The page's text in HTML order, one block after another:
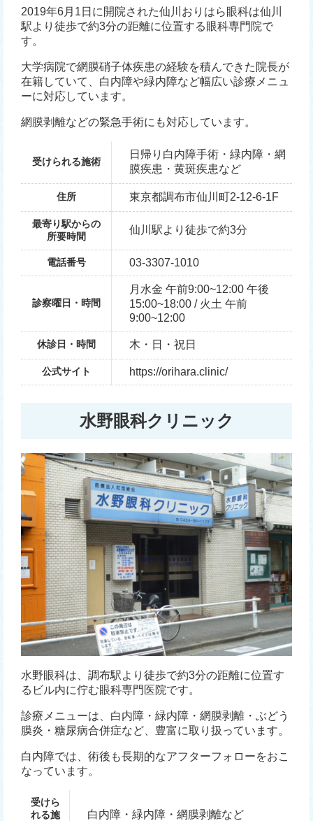
2019年6月1日に開院された仙川おりはら眼科は仙川
駅より徒歩で約3分の距離に位置する眼科専門院で
す。
大学病院で網膜硝子体疾患の経験を積んできた院長が
在籍していて、白内障や緑内障など幅広い診療メニュ
ーに対応しています。
網膜剥離などの緊急手術にも対応しています。
受けられる施術
日帰り白内障手術・緑内障・網
膜疾患・黄斑疾患など
住所 東京都調布市仙川町2-12-6-1F
最寄り駅からの
所要時間
仙川駅より徒歩で約3分
電話番号 03‐3307‐1010
診察曜日・時間
月水金 午前9:00~12:00 午後
15:00~18:00 / 火土 午前
9:00~12:00
休診日・時間 木・日・祝日
公式サイト https://orihara.clinic/
水野眼科クリニック
水野眼科は、調布駅より徒歩で約3分の距離に位置す
るビル内に佇む眼科専門医院です。
診療メニューは、白内障・緑内障・網膜剥離・ぶどう
膜炎・糖尿病合併症など、豊富に取り扱っています。
白内障では、術後も長期的なアフターフォローをおこ
なっています。
受けら
れる施
白内障・緑内障・網膜剥離など